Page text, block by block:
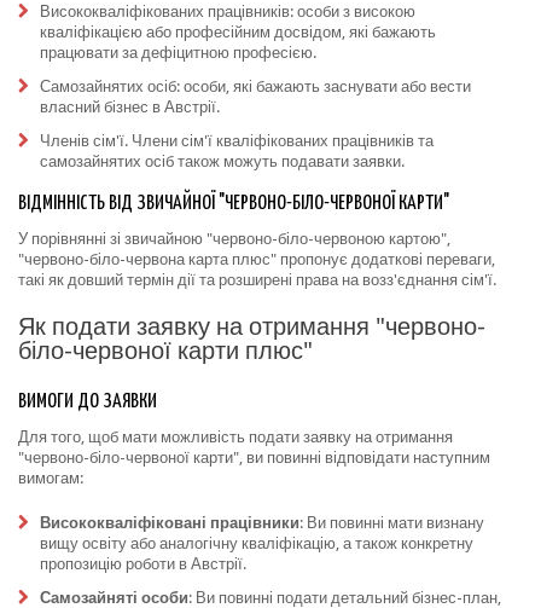
Висококваліфікованих працівників: особи з високою
кваліфікацією або професійним досвідом, які бажають
працювати за дефіцитною професією.
Самозайнятих осіб: особи, які бажають заснувати або вести
власний бізнес в Австрії.
Членів сім'ї. Члени сім'ї кваліфікованих працівників та
самозайнятих осіб також можуть подавати заявки.
ВІДМІННІСТЬ ВІД ЗВИЧАЙНОЇ "ЧЕРВОНО-БІЛО-ЧЕРВОНОЇ КАРТИ"
У порівнянні зі звичайною "червоно-біло-червоною картою",
"червоно-біло-червона карта плюс" пропонує додаткові переваги,
такі як довший термін дії та розширені права на возз'єднання сім'ї.
Як подати заявку на отримання "червоно-
біло-червоної карти плюс"
ВИМОГИ ДО ЗАЯВКИ
Для того, щоб мати можливість подати заявку на отримання
"червоно-біло-червоної карти", ви повинні відповідати наступним
вимогам:
Висококваліфіковані працівники: Ви повинні мати визнану
вищу освіту або аналогічну кваліфікацію, а також конкретну
пропозицію роботи в Австрії.
Самозайняті особи: Ви повинні подати детальний бізнес-план,